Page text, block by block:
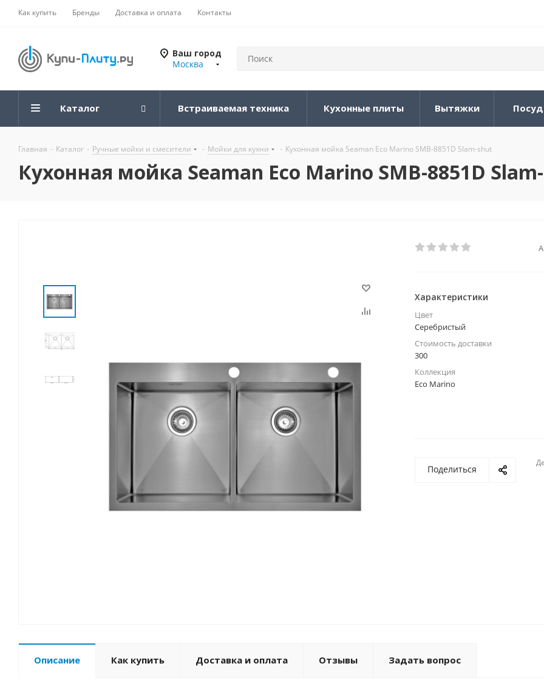
Как купить Бренды Доставка и оплата Контакты
Ваш город
Москва
Каталог Встраиваемая техника Кухонные плиты Вытяжки
Главная - Каталог - Ручные мойки и смесители - Мойки для кухни - Кухонная мойка Seaman Eco Marino SMB-8851D Slam-shut
Кухонная мойка Seaman Eco Marino SMB-8851D
Характеристики
Цвет
Серебристый
Стоимость доставки
300
Коллекция
Eco Marino
Поделиться
Описание Как купить Доставка и оплата Отзывы Задать вопрос